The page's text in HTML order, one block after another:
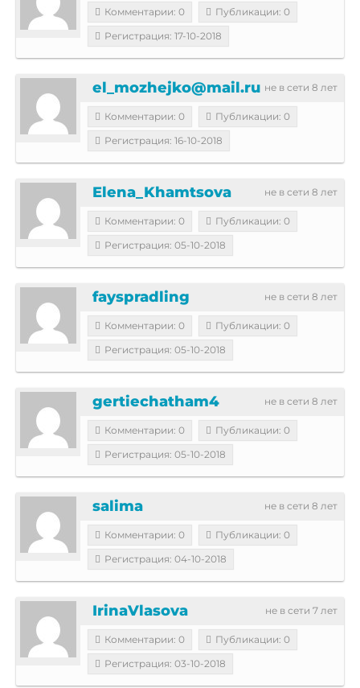
Комментарии: 0
Публикации: 0
Регистрация: 17-10-2018
не в сети 8 лет
el_mozhejko@mail.ru
Комментарии: 0
Публикации: 0
Регистрация: 16-10-2018
не в сети 8 лет
Elena_Khamtsova
Комментарии: 0
Публикации: 0
Регистрация: 05-10-2018
не в сети 8 лет
fayspradling
Комментарии: 0
Публикации: 0
Регистрация: 05-10-2018
не в сети 8 лет
gertiechatham4
Комментарии: 0
Публикации: 0
Регистрация: 05-10-2018
не в сети 8 лет
salima
Комментарии: 0
Публикации: 0
Регистрация: 04-10-2018
не в сети 7 лет
IrinaVlasova
Комментарии: 0
Публикации: 0
Регистрация: 03-10-2018